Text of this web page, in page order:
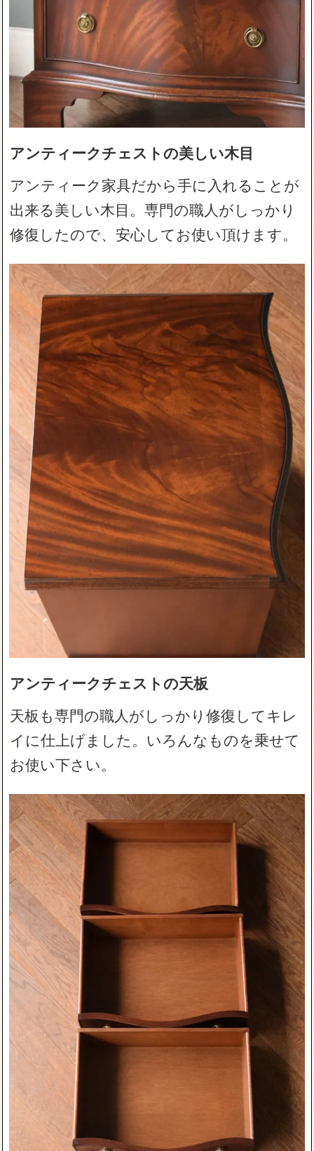
アンティークチェストの美しい木目
アンティーク家具だから手に入れることが
出来る美しい木目。専門の職人がしっかり
修復したので、安心してお使い頂けます。
アンティークチェストの天板
天板も専門の職人がしっかり修復してキレ
イに仕上げました。いろんなものを乗せて
お使い下さい。